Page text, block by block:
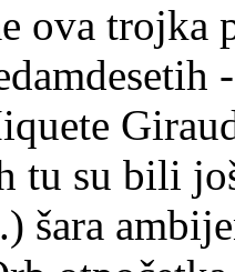
ova trojka
tu su bili
šara